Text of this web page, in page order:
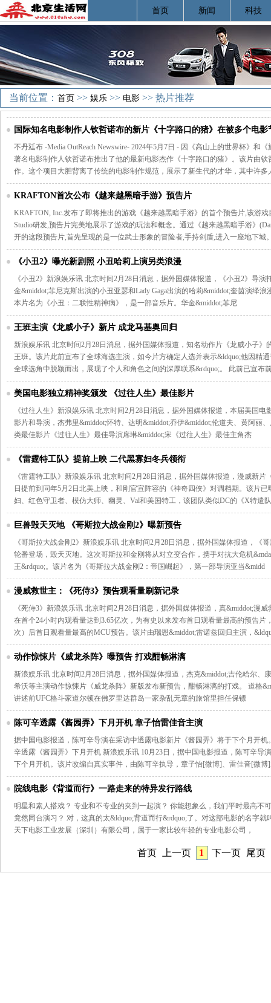
首页 新闻 科技
当前位置： 首页 >> 娱乐 >> 电影 >> 热片推荐
国际知名电影制作人钦哲诺布的新片《十字路口的猪》在被多个电影
5月11日进行全球虚拟首映
不丹廷布 -Media OutReach Newswire- 2024年5月7日 - 因《高山上的世界杯》和
著名电影制作人钦哲诺布推出了他的最新电影杰作《十字路口的猪》。该片由
作。这个项目大胆背离了传统的电影制作规范，展示了新生代的才华，其中许多
KRAFTON首次公布《越来越黑暗手游》预告片
KRAFTON, Inc.发布了即将推出的游戏《越来越黑暗手游》的首个预告片,该游
Studio研发,预告片完美地展示了游戏的玩法和概念。通过《越来越黑暗手游》
开的这段预告片,首先呈现的是一位武士形象的冒险者,手持剑盾,进入一座地下城
《小丑2》曝光新剧照 小丑哈莉上演另类浪漫
《小丑2》新浪娱乐讯 北京时间2月28日消息，据外国媒体报道，《小丑2》导
金&middot;菲尼克斯出演的小丑亚瑟和Lady Gaga出演的哈莉&middot;奎茵演绎
本片名为《小丑：二联性精神病》，是一部音乐片。华金&middot;菲尼
王班主演《龙威小子》新片 成龙马基奥回归
新浪娱乐讯 北京时间2月28日消息，据外国媒体报道，知名动作片《龙威小子
王班。该片此前宣布了全球海选主演，如今片方确定人选并表示&ldquo;他因精
全球选角中脱颖而出，展现了个人和角色之间的深厚联系&rdquo;。 此前已宣布
美国电影独立精神奖颁发 《过往人生》最佳影片
《过往人生》新浪娱乐讯 北京时间2月28日消息，据外国媒体报道，本届美国
影片和导演，杰弗里&middot;怀特、达明&middot;乔伊&middot;伦道夫、黄阿丽
类最佳影片《过往人生》最佳导演席琳&middot;宋《过往人生》最佳主角杰
《雷霆特工队》提前上映 二代黑寡妇冬兵领衔
《雷霆特工队》新浪娱乐讯 北京时间2月28日消息，据外国媒体报道，漫威新
日提前到同年5月2日北美上映，和刚官宣阵容的《神奇四侠》对调档期。该片
妇、红色守卫者、模仿大师、幽灵、Val和美国特工，该团队类似DC的《X特遣
巨兽毁天灭地 《哥斯拉大战金刚2》曝新预告
《哥斯拉大战金刚2》新浪娱乐讯 北京时间2月28日消息，据外国媒体报道，《
轮番登场，毁天灭地。这次哥斯拉和金刚将从对立变合作，携手对抗大危机
王&rdquo;。该片名为《哥斯拉大战金刚2：帝国崛起》，第一部导演亚当&midd
漫威救世主：《死侍3》预告观看量刷新记录
《死侍3》新浪娱乐讯 北京时间2月28日消息，据外国媒体报道，真&middot;漫
在首个24小时内观看量达到3.65亿次，为有史以来发布首日观看量最高的预告片
次）后首日观看量最高的MCU预告。该片由瑞恩&middot;雷诺兹回归主演，
动作惊悚片《威龙杀阵》曝预告 打戏酣畅淋漓
新浪娱乐讯 北京时间2月28日消息，据外国媒体报道，杰克&middot;吉伦哈尔、
希沃等主演动作惊悚片《威龙杀阵》新版发布新预告，酣畅淋漓的打戏。 道格
讲述前UFC格斗家道尔顿在佛罗里达群岛一家杂乱无章的旅馆里担任保镖
陈可辛透露《酱园弄》下月开机 章子怡雷佳音主演
据中国电影报道，陈可辛导演在采访中透露电影新片《酱园弄》将于下个月开
辛透露《酱园弄》下月开机 新浪娱乐讯 10月23日，据中国电影报道，陈可辛导
下个月开机。该片改编自真实事件，由陈可辛执导，章子怡[微博]、雷佳音[微博
院线电影《背道而行》一路走来的特异发行路线
明星和素人搭戏？ 专业和不专业的夹到一起演？ 你能想象么，我们平时最高不
竟然同台演习？ 对，这真的太&ldquo;背道而行&rdquo;了。对这部电影的名字
天下电影工业发展（深圳）有限公司，属于一家比较年轻的专业电影公司，
首页 上一页 1 下一页 尾页